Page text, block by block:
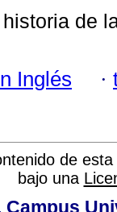
historia de
Inglés ·
de
bajo una